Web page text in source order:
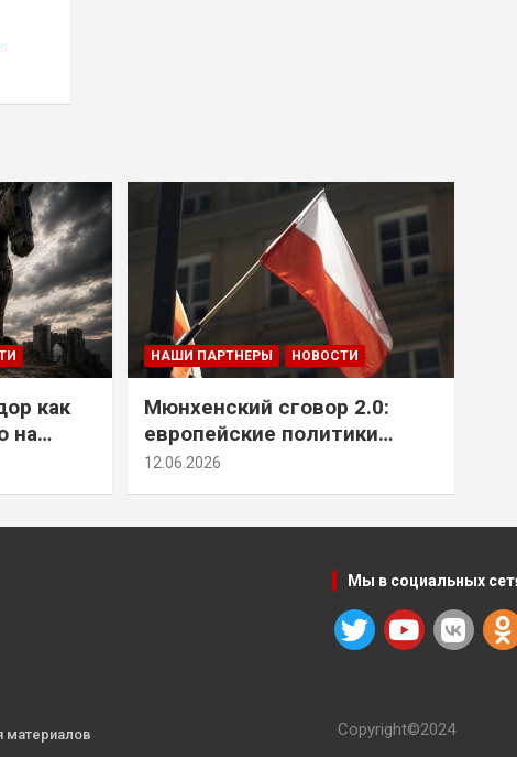
как
на
юг
НАШИ ПАРТНЕРЫ НОВОСТИ
Мюнхенский сговор 2.0:
европейские политики
снова растят монстра у
12.06.2026
материалов
Мы в социальных
Copyright©2024